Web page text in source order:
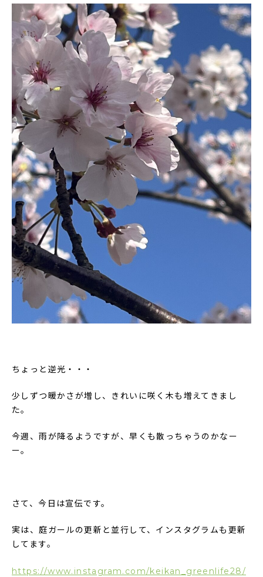
ちょっと逆光・・・
少しずつ暖かさが増し、きれいに咲く木も増えてきまし
た。
今週、雨が降るようですが、早くも散っちゃうのかなー
ー。
さて、今日は宣伝です。
実は、庭ガールの更新と並行して、インスタグラムも更新
してます。
https://www.instagram.com/keikan_greenlife28/